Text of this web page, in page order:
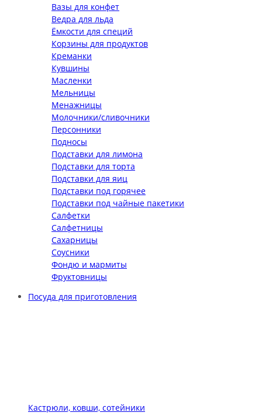
Вазы для конфет
Ведра для льда
Ёмкости для специй
Корзины для продуктов
Креманки
Кувшины
Масленки
Мельницы
Менажницы
Молочники/сливочники
Персонники
Подносы
Подставки для лимона
Подставки для торта
Подставки для яиц
Подставки под горячее
Подставки под чайные пакетики
Салфетки
Салфетницы
Сахарницы
Соусники
Фондю и мармиты
Фруктовницы
Посуда для приготовления
Кастрюли, ковши, сотейники